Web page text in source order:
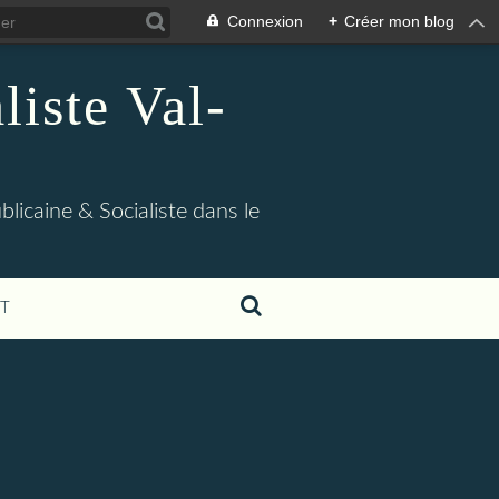
Connexion + Créer mon blog
Val-
& Socialiste dans le